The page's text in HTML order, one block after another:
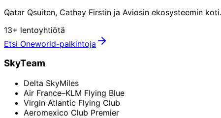
Qatar Qsuiten, Cathay Firstin ja Aviosin ekosysteemin
13+ lentoyhtiötä
Etsi Oneworld-palkintoja
SkyTeam
Delta SkyMiles
Air France–KLM Flying Blue
Virgin Atlantic Flying Club
Aeromexico Club Premier